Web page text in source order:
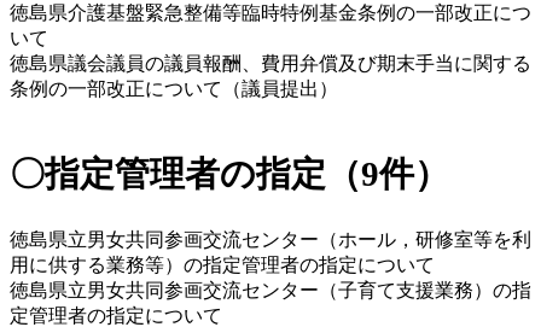
徳島県介護基盤緊急整備等臨時特例基金条例の一部改正につ
いて
徳島県議会議員の議員報酬、費用弁償及び期末手当に関する
条例の一部改正について（議員提出）
〇指定管理者の指定（9件）
徳島県立男女共同参画交流センター（ホール，研修室等を利
用に供する業務等）の指定管理者の指定について
徳島県立男女共同参画交流センター（子育て支援業務）の指
定管理者の指定について